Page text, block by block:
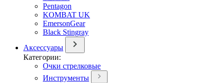
Pentagon
KOMBAT UK
EmersonGear
Black Stingray
Аксессуары
Категории:
Очки стрелковые
Инструменты